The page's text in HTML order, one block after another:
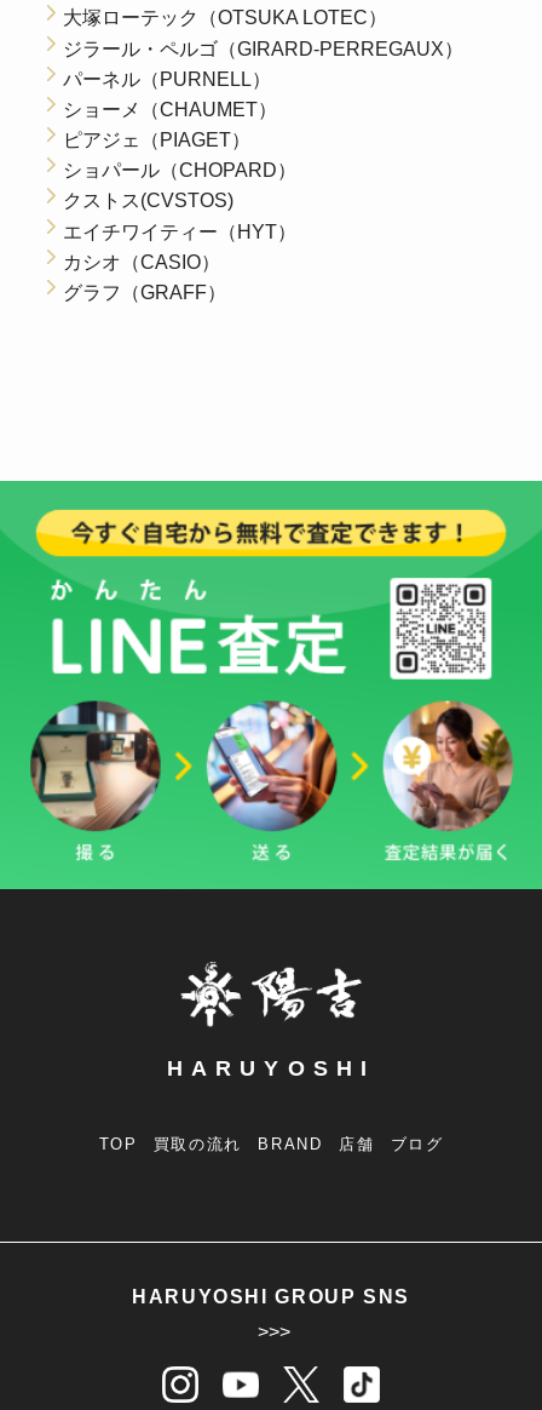
大塚ローテック（OTSUKA LOTEC）
ジラール・ペルゴ（GIRARD-PERREGAUX）
パーネル（PURNELL）
ショーメ（CHAUMET）
ピアジェ（PIAGET）
ショパール（CHOPARD）
クストス(CVSTOS)
エイチワイティー（HYT）
カシオ（CASIO）
グラフ（GRAFF）
HARUYOSHI
TOP 買取の流れ BRAND 店舗 ブログ
HARUYOSHI GROUP SNS
>>>